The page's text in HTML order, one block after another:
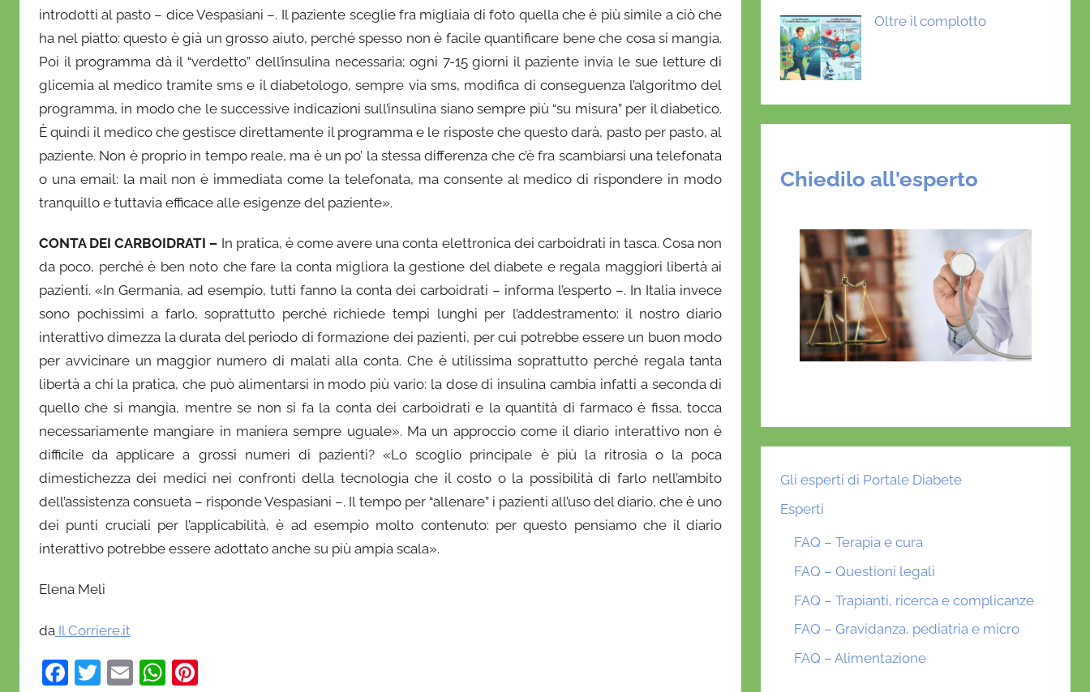
introdotti al pasto – dice Vespasiani –. Il paziente sceglie fra migliaia di foto quella che è più simile a ciò che
ha nel piatto: questo è già un grosso aiuto, perché spesso non è facile quantificare bene che cosa si mangia.
Poi il programma dà il “verdetto” dell’insulina necessaria; ogni 7-15 giorni il paziente invia le sue letture di
glicemia al medico tramite sms e il diabetologo, sempre via sms, modifica di conseguenza l’algoritmo del
programma, in modo che le successive indicazioni sull’insulina siano sempre più “su misura” per il diabetico.
È quindi il medico che gestisce direttamente il programma e le risposte che questo darà, pasto per pasto, al
paziente. Non è proprio in tempo reale, ma è un po’ la stessa differenza che c’è fra scambiarsi una telefonata
o una email: la mail non è immediata come la telefonata, ma consente al medico di rispondere in modo
tranquillo e tuttavia efficace alle esigenze del paziente».
CONTA DEI CARBOIDRATI – In pratica, è come avere una conta elettronica dei carboidrati in tasca. Cosa non
da poco, perché è ben noto che fare la conta migliora la gestione del diabete e regala maggiori libertà ai
pazienti. «In Germania, ad esempio, tutti fanno la conta dei carboidrati – informa l’esperto –. In Italia invece
sono pochissimi a farlo, soprattutto perché richiede tempi lunghi per l’addestramento: il nostro diario
interattivo dimezza la durata del periodo di formazione dei pazienti, per cui potrebbe essere un buon modo
per avvicinare un maggior numero di malati alla conta. Che è utilissima soprattutto perché regala tanta
libertà a chi la pratica, che può alimentarsi in modo più vario: la dose di insulina cambia infatti a seconda di
quello che si mangia, mentre se non si fa la conta dei carboidrati e la quantità di farmaco è fissa, tocca
necessariamente mangiare in maniera sempre uguale». Ma un approccio come il diario interattivo non è
difficile da applicare a grossi numeri di pazienti? «Lo scoglio principale è più la ritrosia o la poca
dimestichezza dei medici nei confronti della tecnologia che il costo o la possibilità di farlo nell’ambito
dell’assistenza consueta – risponde Vespasiani –. Il tempo per “allenare” i pazienti all’uso del diario, che è uno
dei punti cruciali per l’applicabilità, è ad esempio molto contenuto: per questo pensiamo che il diario
interattivo potrebbe essere adottato anche su più ampia scala».
Elena Meli
da Il Corriere.it
F
T
E
W
Oltre il complotto
Chiedilo all'esperto
Gli esperti di Portale Diabete
Esperti
FAQ – Terapia e cura
FAQ – Questioni legali
FAQ – Trapianti, ricerca e complicanze
FAQ – Gravidanza, pediatria e micro
FAQ – Alimentazione